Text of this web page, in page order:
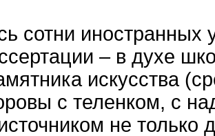
сотни
– в духе
искусства
с теленком, с
не только